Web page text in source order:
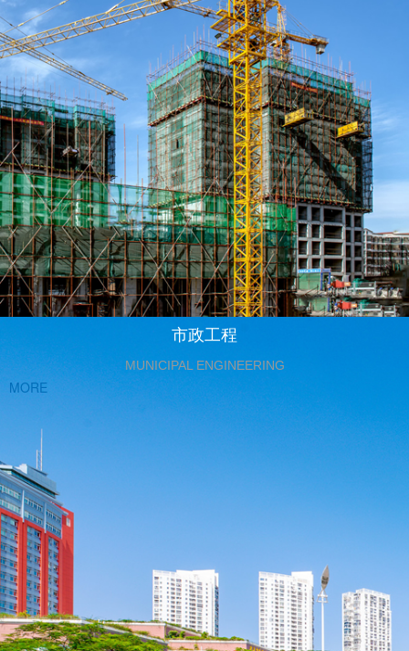
市政工程
MUNICIPAL ENGINEERING
MORE